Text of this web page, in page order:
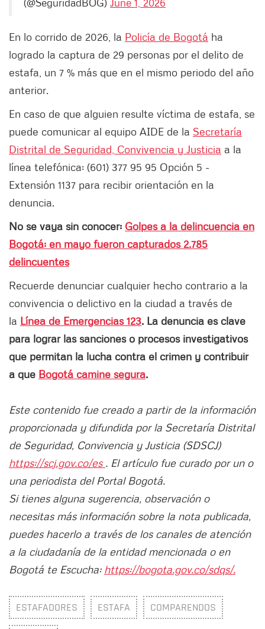
En lo corrido de 2026, la Policía de Bogotá ha
logrado la captura de 29 personas por el delito de
estafa, un 7 % más que en el mismo periodo del año
anterior.
En caso de que alguien resulte víctima de estafa, se
puede comunicar al equipo AIDE de la Secretaría
Distrital de Seguridad, Convivencia y Justicia a la
línea telefónica: (601) 377 95 95 Opción 5 -
Extensión 1137 para recibir orientación en la
denuncia.
No se vaya sin conocer: Golpes a la delincuencia en
Bogotá: en mayo fueron capturados 2.785
delincuentes
Recuerde denunciar cualquier hecho contrario a la
convivencia o delictivo en la ciudad a través de
la Línea de Emergencias 123. La denuncia es clave
para lograr las sanciones o procesos investigativos
que permitan la lucha contra el crimen y contribuir
a que Bogotá camine segura.
Este contenido fue creado a partir de la información
proporcionada y difundida por la Secretaría Distrital
de Seguridad, Convivencia y Justicia (SDSCJ)
https://scj.gov.co/es . El artículo fue curado por un o
una periodista del Portal Bogotá.
Si tienes alguna sugerencia, observación o
necesitas más información sobre la nota publicada,
puedes hacerlo a través de los canales de atención
a la ciudadanía de la entidad mencionada o en
Bogotá te Escucha: https://bogota.gov.co/sdqs/.
ESTAFADORES ESTAFA COMPARENDOS